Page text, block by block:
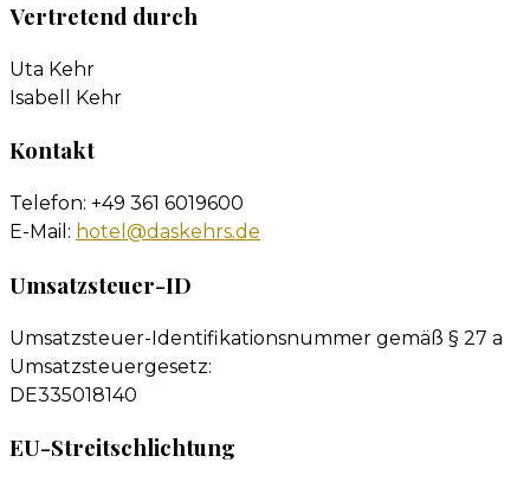
Vertretend durch
Uta Kehr
Isabell Kehr
Kontakt
Telefon: +49 361 6019600
E-Mail: hotel@daskehrs.de
Umsatzsteuer-ID
Umsatzsteuer-Identifikationsnummer gemäß § 27 a
Umsatzsteuergesetz:
DE335018140
EU-Streitschlichtung